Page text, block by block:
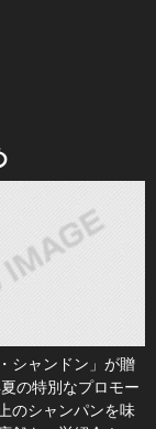
シャンドン」が贈
の特別なプロモー
のシャンパンを味